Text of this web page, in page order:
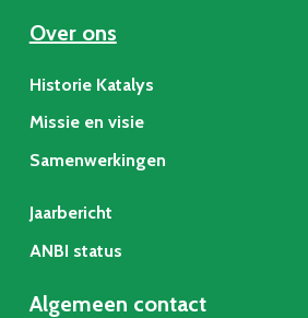
Over ons
Historie Katalys
Missie en visie
Samenwerkingen
Jaarbericht
ANBI status
Algemeen contact